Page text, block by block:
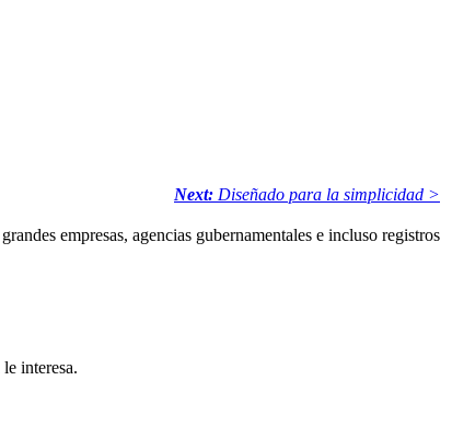
Next: Diseñado para la simplicidad >
empresas, agencias gubernamentales e incluso registros
interesa.